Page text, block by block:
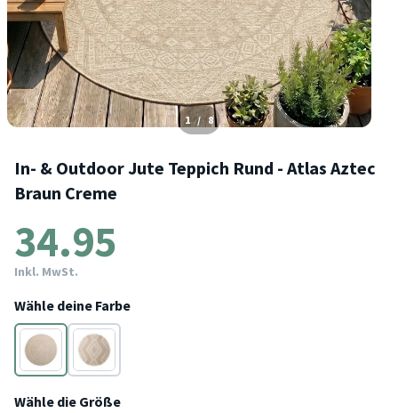
1 / 8
In- & Outdoor Jute Teppich Rund - Atlas Aztec
Braun Creme
34.95
Inkl. MwSt.
Wähle deine Farbe
Braun
Braun
Wähle die Größe